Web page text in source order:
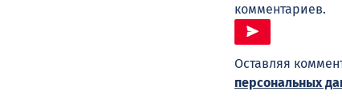
комментариев.
Оставляя
персональных